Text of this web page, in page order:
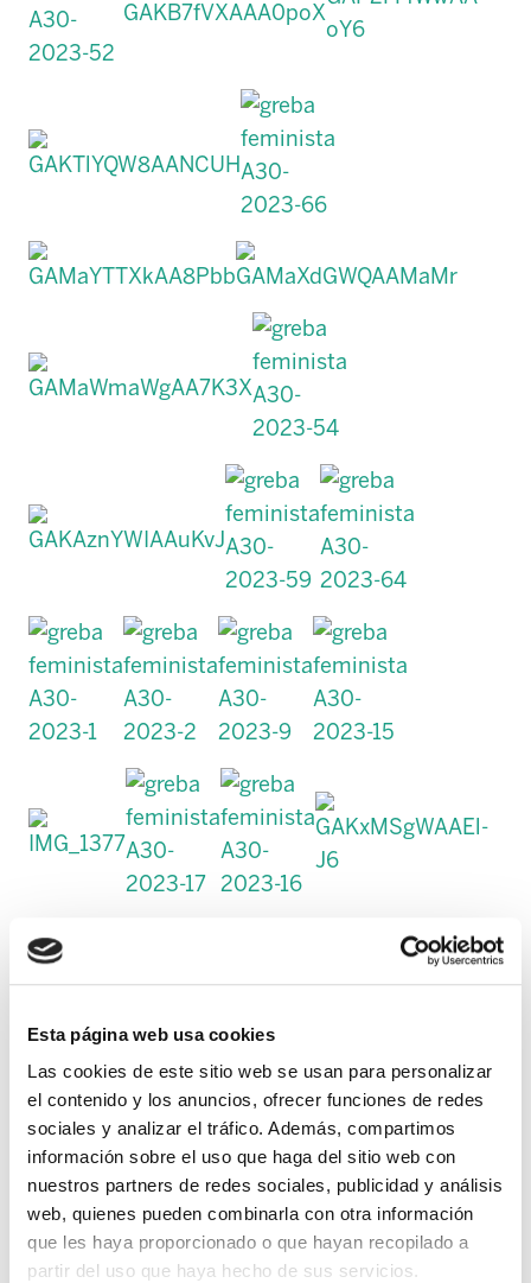
Esta página web usa cookies
Las cookies de este sitio web se usan para personalizar
el contenido y los anuncios, ofrecer funciones de redes
sociales y analizar el tráfico. Además, compartimos
información sobre el uso que haga del sitio web con
nuestros partners de redes sociales, publicidad y análisis
web, quienes pueden combinarla con otra información
que les haya proporcionado o que hayan recopilado a
partir del uso que haya hecho de sus servicios.